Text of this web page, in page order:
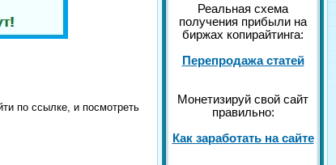
по ссылке, и посмотреть
Реальная схема
получения прибыли на
биржах копирайтинга:
Перепродажа статей
Монетизируй свой сайт
правильно:
Как заработать на сайте